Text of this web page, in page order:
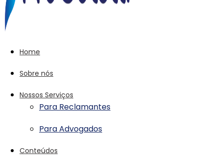
Home
Sobre nós
Nossos Serviços
Para Reclamantes
Para Advogados
Conteúdos